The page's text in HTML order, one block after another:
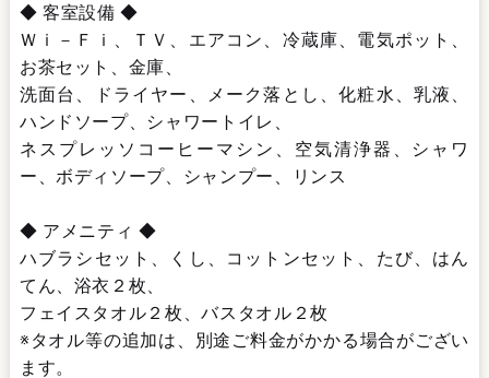
◆ 客室設備 ◆
Ｗｉ－Ｆｉ、ＴＶ、エアコン、冷蔵庫、電気ポット、
お茶セット、金庫、
洗面台、ドライヤー、メーク落とし、化粧水、乳液、
ハンドソープ、シャワートイレ、
ネスプレッソコーヒーマシン、空気清浄器、シャワ
ー、ボディソープ、シャンプー、リンス
◆ アメニティ ◆
ハブラシセット、くし、コットンセット、たび、はん
てん、浴衣２枚、
フェイスタオル２枚、バスタオル２枚
※タオル等の追加は、別途ご料金がかかる場合がござい
ます。